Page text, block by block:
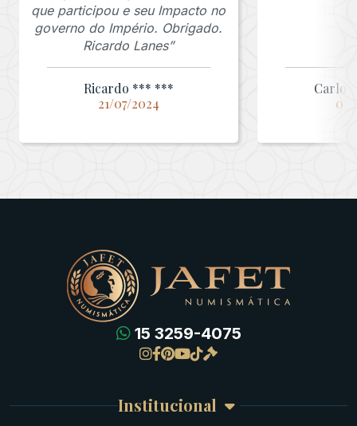
que participou e seu Impacto no
governo do Império. Obrigado.
Ricardo Lanes”
Ricardo *** ***
21/07/2024
03/
15 3259-4075
Institucional
Meus Pedidos
Carrinho de Compra
Gregas
Byzantinas
Bíblicas